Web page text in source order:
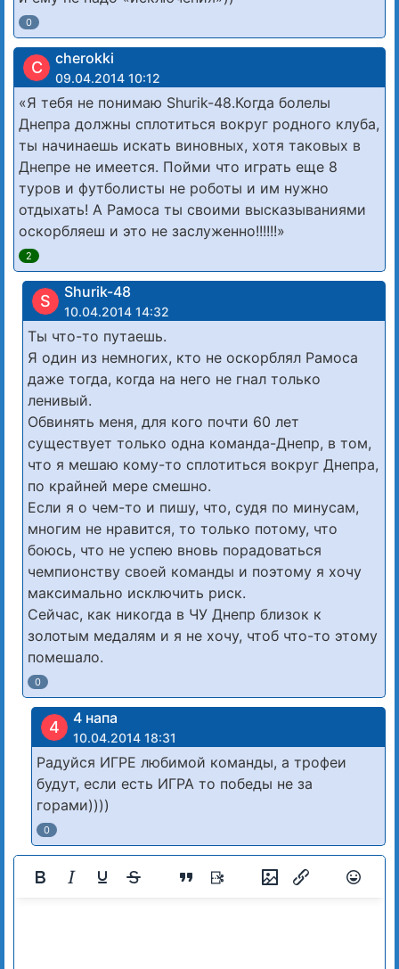
0
C cherokki
09.04.2014 10:12
«Я тебя не понимаю Shurik-48.Когда болелы
Днепра должны сплотиться вокруг родного клуба,
ты начинаешь искать виновных, хотя таковых в
Днепре не имеется. Пойми что играть еще 8
туров и футболисты не роботы и им нужно
отдыхать! А Рамоса ты своими высказываниями
оскорбляеш и это не заслуженно!!!!!!»
2
S Shurik-48
10.04.2014 14:32
Ты что-то путаешь.
Я один из немногих, кто не оскорблял Рамоса
даже тогда, когда на него не гнал только
ленивый.
Обвинять меня, для кого почти 60 лет
существует только одна команда-Днепр, в том,
что я мешаю кому-то сплотиться вокруг Днепра,
по крайней мере смешно.
Если я о чем-то и пишу, что, судя по минусам,
многим не нравится, то только потому, что
боюсь, что не успею вновь порадоваться
чемпионству своей команды и поэтому я хочу
максимально исключить риск.
Сейчас, как никогда в ЧУ Днепр близок к
золотым медалям и я не хочу, чтоб что-то этому
помешало.
0
4 4 напа
10.04.2014 18:31
Радуйся ИГРЕ любимой команды, а трофеи
будут, если есть ИГРА то победы не за
горами))))
0